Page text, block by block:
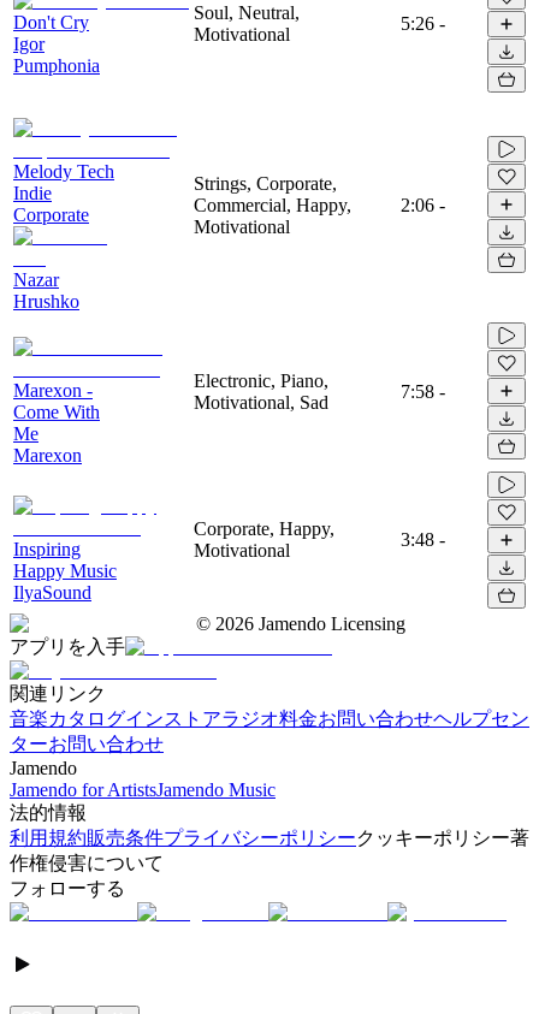
Don't Cry
Igor
Pumphonia
Soul, Neutral,
Motivational
5:26 -
Melody Tech
Indie
Corporate
Nazar
Hrushko
Strings, Corporate,
Commercial, Happy,
Motivational
2:06 -
Marexon -
Come With
Me
Marexon
Electronic, Piano,
Motivational, Sad
7:58 -
Inspiring
Happy Music
IlyaSound
Corporate, Happy,
Motivational
3:48 -
© 2026 Jamendo Licensing
アプリを入手
関連リンク
音楽カタログインストアラジオ料金お問い合わせヘルプセン
ターお問い合わせ
Jamendo
Jamendo for ArtistsJamendo Music
法的情報
利用規約販売条件プライバシーポリシークッキーポリシー著
作権侵害について
フォローする